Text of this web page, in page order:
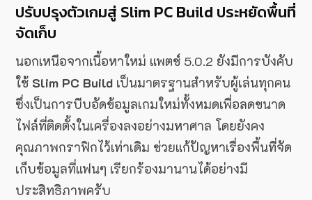
ปรับปรุงตัวเกมสู่ Slim PC Build ประหยัดพื้นที่
จัดเก็บ
นอกเหนือจากเนื้อหาใหม่ แพตช์ 5.0.2 ยังมีการบังคับ
ใช้ Slim PC Build เป็นมาตรฐานสำหรับผู้เล่นทุกคน
ซึ่งเป็นการบีบอัดข้อมูลเกมใหม่ทั้งหมดเพื่อลดขนาด
ไฟล์ที่ติดตั้งในเครื่องลงอย่างมหาศาล โดยยังคง
คุณภาพกราฟิกไว้เท่าเดิม ช่วยแก้ปัญหาเรื่องพื้นที่จัด
เก็บข้อมูลที่แฟนๆ เรียกร้องมานานได้อย่างมี
ประสิทธิภาพครับ